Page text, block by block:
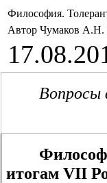
Философия.
Автор Чумаков
Вопросы
итогамVII